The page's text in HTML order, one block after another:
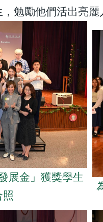
勉勵他們活出亮麗
展金」獲獎學生
照